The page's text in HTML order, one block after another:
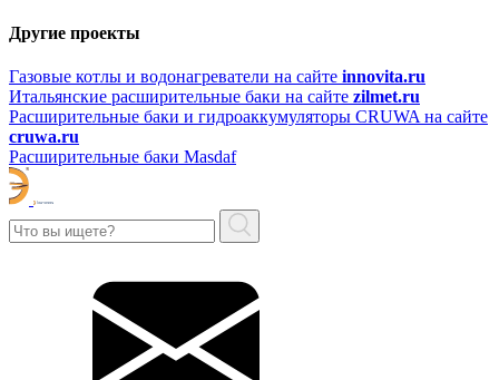
Другие проекты
Газовые котлы и водонагреватели на сайте innovita.ru
Итальянские расширительные баки на сайте zilmet.ru
Расширительные баки и гидроаккумуляторы CRUWA на сайте
cruwa.ru
Расширительные баки Masdaf